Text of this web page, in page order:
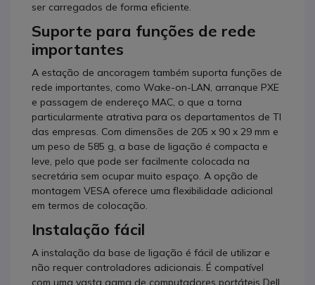
ser carregados de forma eficiente.
Suporte para funções de rede
importantes
A estação de ancoragem também suporta funções de
rede importantes, como Wake-on-LAN, arranque PXE
e passagem de endereço MAC, o que a torna
particularmente atrativa para os departamentos de TI
das empresas. Com dimensões de 205 x 90 x 29 mm e
um peso de 585 g, a base de ligação é compacta e
leve, pelo que pode ser facilmente colocada na
secretária sem ocupar muito espaço. A opção de
montagem VESA oferece uma flexibilidade adicional
em termos de colocação.
Instalação fácil
A instalação da base de ligação é fácil de utilizar e
não requer controladores adicionais. É compatível
com uma vasta gama de computadores portáteis Dell,